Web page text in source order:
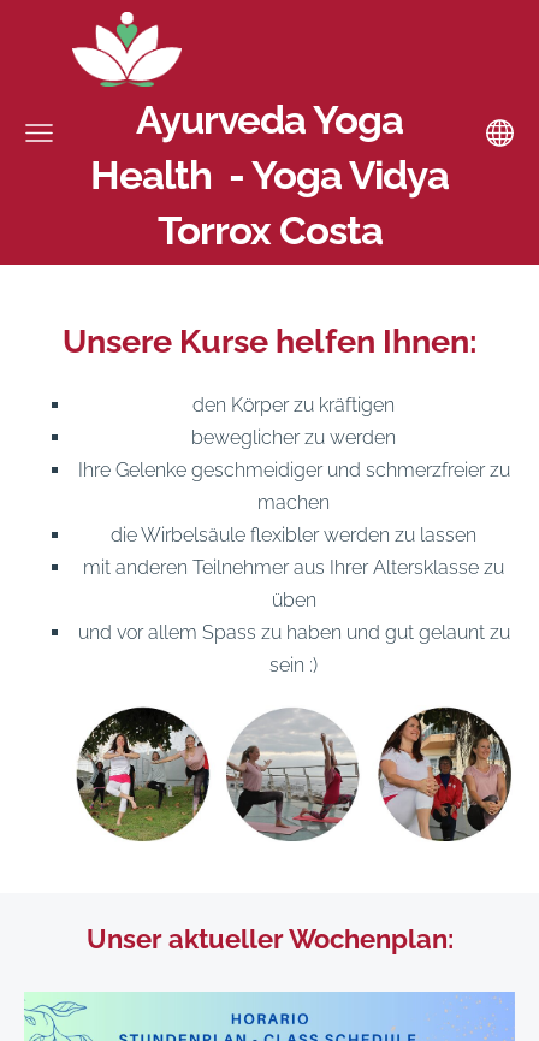
Ayurveda Yoga
Health - Yoga Vidya
Torrox Costa
Unsere Kurse helfen Ihnen:
den Körper zu kräftigen
beweglicher zu werden
Ihre Gelenke geschmeidiger und schmerzfreier zu
machen
die Wirbelsäule flexibler werden zu lassen
mit anderen Teilnehmer aus Ihrer Altersklasse zu
üben
und vor allem Spass zu haben und gut gelaunt zu
sein :)
Unser aktueller Wochenplan: